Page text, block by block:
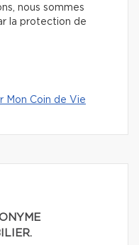
nous sommes
la protection de
Mon Coin de Vie